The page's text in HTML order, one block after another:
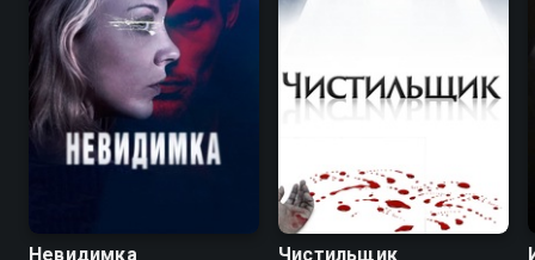
Невидимка Чистильщик